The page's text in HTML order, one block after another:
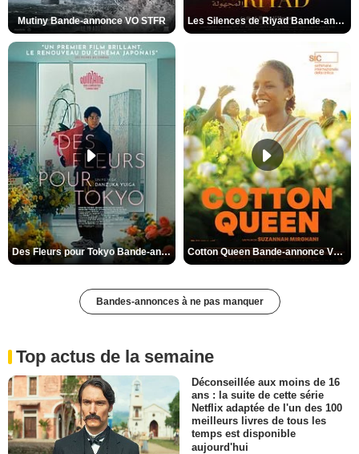
Mutiny Bande-annonce VO STFR Les Silences de Riyad Bande-annonce VO STFR
Des Fleurs pour Tokyo Bande-annonce VO STFR Cotton Queen Bande-annonce VO STFR
Bandes-annonces à ne pas manquer
Top actus de la semaine
Déconseillée aux moins de 16
ans : la suite de cette série
Netflix adaptée de l'un des 100
meilleurs livres de tous les
temps est disponible
aujourd'hui